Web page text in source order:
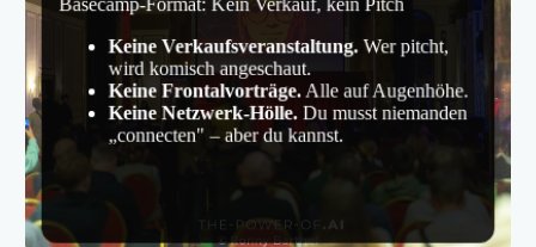
Keine Verkaufsveranstaltung.Wer pitcht,
wird komisch angeschaut.
Keine Frontalvorträge.Alle auf Augenhöhe.
Keine Netzwerk-Hölle.Du musst niemanden
„connecten" – aber du kannst.